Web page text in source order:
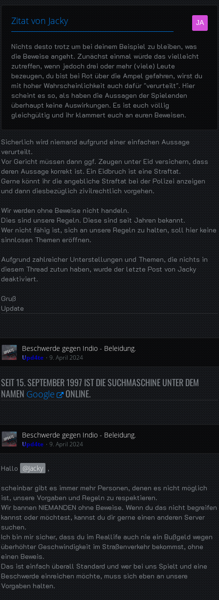
Zitat von Jacky
Nichts desto trotz um bei deinem Beispiel zu bleiben, was
die Beweise angeht. Zunächst einmal würde das vielleicht
zutreffen, wenn jedoch drei oder mehr (viele) Leute
bezeugen, du bist bei Rot über die Ampel gefahren, wirst du
mit hoher Wahrscheinlichkeit auch dafür "verurteilt". Hier
scheint es so, als haben die Aussagen der Spielenden
überhaupt keine Auswirkungen. Es ist euch völlig
gleichgültig und ihr klammert euch an euren Beweisen.
Sicherlich wird niemand aufgrund einer einfachen Aussage
verurteilt.
Vor Gericht müssen dann ggf. Zeugen unter Eid versichern, dass
deren Aussage korrekt ist. Ein Eidbruch ist eine Straftat.
Gerne könnt ihr die angebliche Straftat bei der Polizei anzeigen
und dann diesbezüglich zivilrechtlich vorgehen.
Wir werden ohne Beweise nicht handeln.
Dies sind unsere Regeln. Diese sind seit Jahren bekannt.
Wer nicht fähig ist, sich an unsere Regeln zu halten, soll hier keine
sinnlosen Themen eröffnen.
Aufgrund zahlreicher Unterstellungen und Themen, die nichts in
diesem Thread zutun haben, wurde der letzte Post von Jacky
deaktiviert.
Gruß
Update
Beschwerde gegen Indio - Beleidung.
Upd4te 9. April 2024
SEIT 15. SEPTEMBER 1997 IST DIE SUCHMASCHINE UNTER DEM
NAMEN Google ONLINE.
Beschwerde gegen Indio - Beleidung.
Upd4te 9. April 2024
Hallo Jacky ,
scheinbar gibt es immer mehr Personen, denen es nicht möglich
ist, unsere Vorgaben und Regeln zu respektieren.
Wir bannen NIEMANDEN ohne Beweise. Wenn du das nicht begreifen
kannst oder möchtest, kannst du dir gerne einen anderen Server
suchen.
Ich bin mir sicher, dass du im Reallife auch nie ein Bußgeld wegen
überhöhter Geschwindigkeit im Straßenverkehr bekommst, ohne
einen Beweis.
Das ist einfach überall Standard und wer bei uns Spielt und eine
Beschwerde einreichen möchte, muss sich eben an unsere
Vorgaben halten.